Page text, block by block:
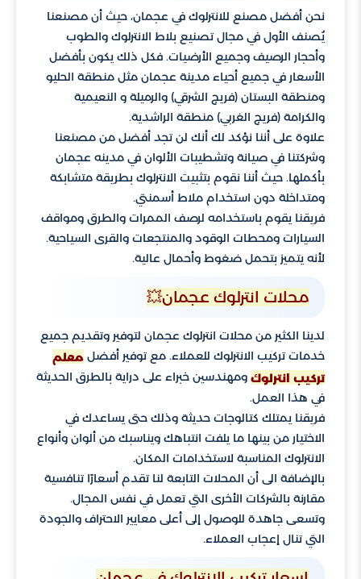
نحن أفضل مصنع للانترلوك في عجمان، حيث أن مصنعنا
يُصنف الأول في مجال تصنيع بلاط الانترلوك والطوب
وأحجار الرصيف وجميع الأرضيات. فكل ذلك يكون بأفضل
الأسعار في جميع أحياء مدينة عجمان مثل منطقة الحليو
ومنطقة البستان (فريج الشرقي) والرميلة و النعيمية
والكرامة (فريج الغربي) منطقة الراشدية.
علاوة على أننا نؤكد لك أنك لن تجد أفضل من مصنعنا
وشركتنا في صيانة وتشطيبات الألوان في مدينه عجمان
بأكملها. حيث أننا نقوم بتثبيت الانترلوك بطريقة متشابكة
ومتداخلة دون استخدام ملاط أسمنتي.
فريقنا يقوم باستخدامه لرصف الممرات والطرق ومواقف
السيارات ومحطات الوقود والمنتجعات والقرى السياحية.
لأنه يتميز بتحمل ضغوط وأحمال عالية.
محلات انترلوك عجمان💥
لدينا الكثير من محلات انترلوك عجمان لتوفير وتقديم جميع
خدمات تركيب الانترلوك للعملاء. مع توفير أفضل معلم
تركيب انترلوك ومهندسين خبراء على دراية بالطرق الحديثة
في هذا العمل.
فريقنا يمتلك كتالوجات حديثة وذلك حتى يساعدك في
الاختيار من بينها ما يلفت انتباهك ويناسبك من ألوان وأنواع
الانترلوك المناسبة لاستخدامات المكان.
بالإضافة الى أن المحلات التابعة لنا تقدم أسعارًا تنافسية
مقارنة بالشركات الأخرى التي تعمل في نفس المجال.
وتسعى جاهدة للوصول إلى أعلى معايير الاحتراف والجودة
التي تنال إعجاب العملاء.